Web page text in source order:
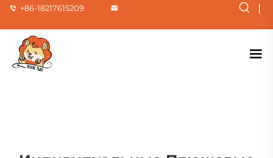
+86-18217615209 |